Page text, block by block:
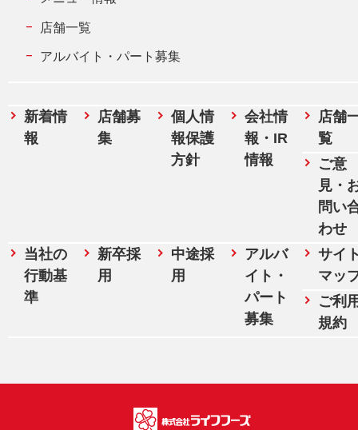
店舗一覧
アルバイト・パート募集
新着情
報
店舗募
集
個人情
報保護
方針
会社情
報・IR
情報
店舗
覧
ご意
見・
問い
わせ
当社の
行動基
準
新卒採
用
中途採
用
アルバ
イト・
パート
募集
サイ
マッ
ご利
規約